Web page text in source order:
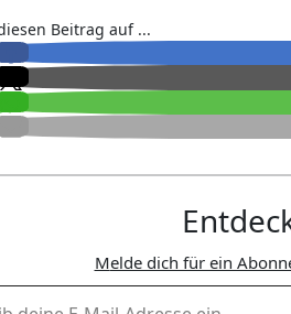
Beitrag auf ...
Melde dich für ein